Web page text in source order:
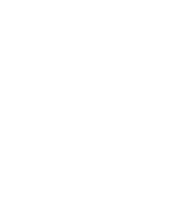
動、操場